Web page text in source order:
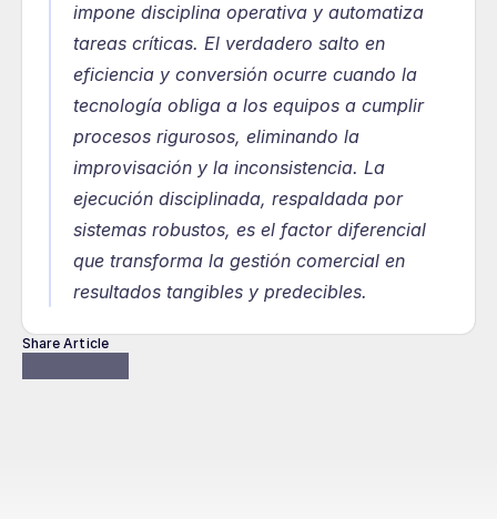
impone disciplina operativa y automatiza
tareas críticas. El verdadero salto en
eficiencia y conversión ocurre cuando la
tecnología obliga a los equipos a cumplir
procesos rigurosos, eliminando la
improvisación y la inconsistencia. La
ejecución disciplinada, respaldada por
sistemas robustos, es el factor diferencial
que transforma la gestión comercial en
resultados tangibles y predecibles.
Share Article